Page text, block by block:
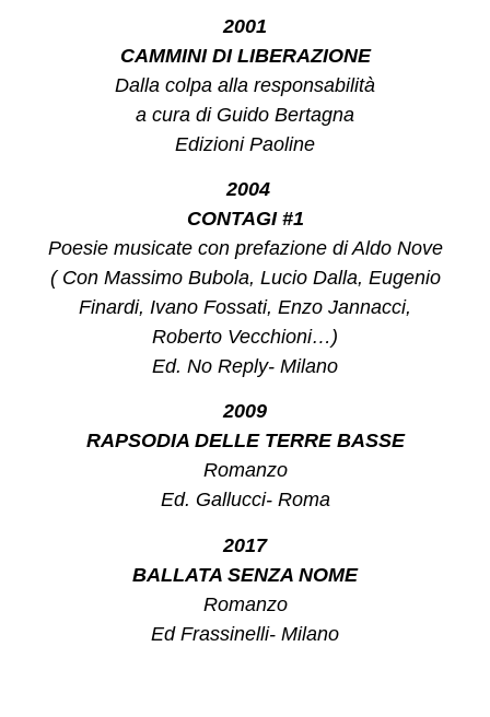
2001
CAMMINI DI LIBERAZIONE
Dalla colpa alla responsabilità
a cura di Guido Bertagna
Edizioni Paoline
2004
CONTAGI #1
Poesie musicate con prefazione di Aldo Nove
( Con Massimo Bubola, Lucio Dalla, Eugenio
Finardi, Ivano Fossati, Enzo Jannacci,
Roberto Vecchioni…)
Ed. No Reply- Milano
2009
RAPSODIA DELLE TERRE BASSE
Romanzo
Ed. Gallucci- Roma
2017
BALLATA SENZA NOME
Romanzo
Ed Frassinelli- Milano